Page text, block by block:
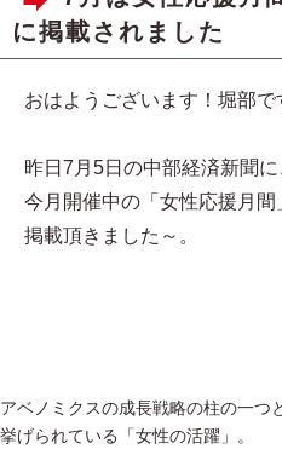
に掲載されました
おはようございます！堀部で
昨日7月5日の中部経済新聞に
今月開催中の「女性応援月間
掲載頂きました～。
アベノミクスの成長戦略の柱の一つ
挙げられている「女性の活躍」。